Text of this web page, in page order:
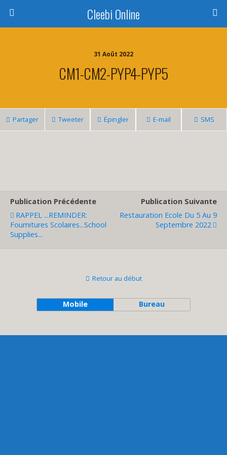
Cleebi Online
31 Août 2022
CM1-CM2-PYP4-PYP5
Partager Tweeter Épingler E-mail SMS
Publication Précédente
RAPPEL ...REMINDER:
Fournitures Scolaires...School
Supplies...
Publication Suivante
Restauration Ecole Du 5 Au 9
Septembre 2022
Retour au début
Mobile Bureau